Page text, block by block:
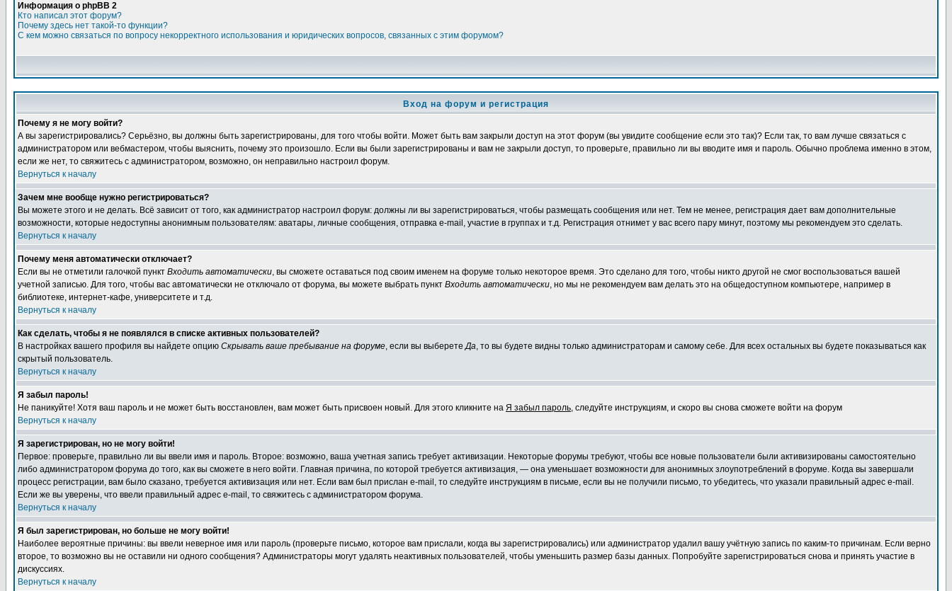
Информация о phpBB 2
Кто написал этот форум?
Почему здесь нет такой-то функции?
С кем можно связаться по вопросу некорректного использования и юридических вопросов, связанных с этим форумом?
Вход на форум и регистрация
Почему я не могу войти?
А вы зарегистрировались? Серьёзно, вы должны быть зарегистрированы, для того чтобы войти. Может быть вам закрыли доступ на этот форум (вы увидите сообщение если это так)? Если так, то вам лучше связаться с
администратором или вебмастером, чтобы выяснить, почему это произошло. Если вы были зарегистрированы и вам не закрыли доступ, то проверьте, правильно ли вы вводите имя и пароль. Обычно проблема именно в этом,
если же нет, то свяжитесь с администратором, возможно, он неправильно настроил форум.
Вернуться к началу
Зачем мне вообще нужно регистрироваться?
Вы можете этого и не делать. Всё зависит от того, как администратор настроил форум: должны ли вы зарегистрироваться, чтобы размещать сообщения или нет. Тем не менее, регистрация дает вам дополнительные
возможности, которые недоступны анонимным пользователям: аватары, личные сообщения, отправка e-mail, участие в группах и т.д. Регистрация отнимет у вас всего пару минут, поэтому мы рекомендуем это сделать.
Вернуться к началу
Почему меня автоматически отключает?
Если вы не отметили галочкой пункт Входить автоматически, вы сможете оставаться под своим именем на форуме только некоторое время. Это сделано для того, чтобы никто другой не смог воспользоваться вашей
учетной записью. Для того, чтобы вас автоматически не отключало от форума, вы можете выбрать пункт Входить автоматически, но мы не рекомендуем вам делать это на общедоступном компьютере, например в
библиотеке, интернет-кафе, университете и т.д.
Вернуться к началу
Как сделать, чтобы я не появлялся в списке активных пользователей?
В настройках вашего профиля вы найдете опцию Скрывать ваше пребывание на форуме, если вы выберетеДа, то вы будете видны только администраторам и самому себе. Для всех остальных вы будете показываться как
скрытый пользователь.
Вернуться к началу
Я забыл пароль!
Не паникуйте! Хотя ваш пароль и не может быть восстановлен, вам может быть присвоен новый. Для этого кликните на Я забыл пароль, следуйте инструкциям, и скоро вы снова сможете войти на форум
Вернуться к началу
Я зарегистрирован, но не могу войти!
Первое: проверьте, правильно ли вы ввели имя и пароль. Второе: возможно, ваша учетная запись требует активизации. Некоторые форумы требуют, чтобы все новые пользователи были активизированы самостоятельно
либо администратором форума до того, как вы сможете в него войти. Главная причина, по которой требуется активизация, — она уменьшает возможности для анонимных злоупотреблений в форуме. Когда вы завершали
процесс регистрации, вам было сказано, требуется активизация или нет. Если вам был прислан e-mail, то следуйте инструкциям в письме, если вы не получили письмо, то убедитесь, что указали правильный адрес e-mail.
Если же вы уверены, что ввели правильный адрес e-mail, то свяжитесь с администратором форума.
Вернуться к началу
Я был зарегистрирован, но больше не могу войти!
Наиболее вероятные причины: вы ввели неверное имя или пароль (проверьте письмо, которое вам прислали, когда вы зарегистрировались) или администратор удалил вашу учётную запись по каким-то причинам. Если верно
второе, то возможно вы не оставили ни одного сообщения? Администраторы могут удалять неактивных пользователей, чтобы уменьшить размер базы данных. Попробуйте зарегистрироваться снова и принять участие в
дискуссиях.
Вернуться к началу